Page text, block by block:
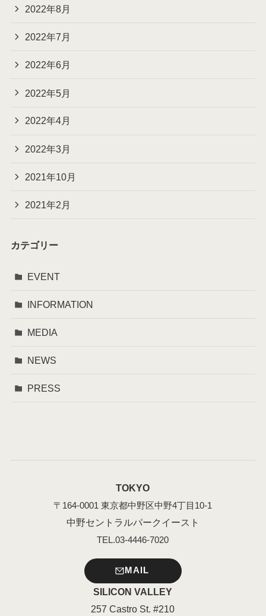
2022年8月
2022年7月
2022年6月
2022年5月
2022年4月
2022年3月
2021年10月
2021年2月
カテゴリー
EVENT
INFORMATION
MEDIA
NEWS
PRESS
TOKYO
〒164-0001 東京都中野区中野4丁目10-1
中野セントラルパークイースト
TEL.03-4446-7020
MAIL
SILICON VALLEY
257 Castro St. #210